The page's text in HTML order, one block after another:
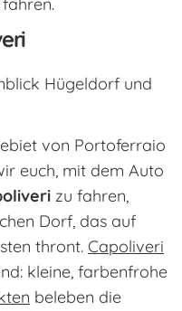
von Portoferraio
euch, mit dem Auto
zu fahren,
Dorf, das auf
thront. Capoliveri
kleine, farbenfrohe
beleben die